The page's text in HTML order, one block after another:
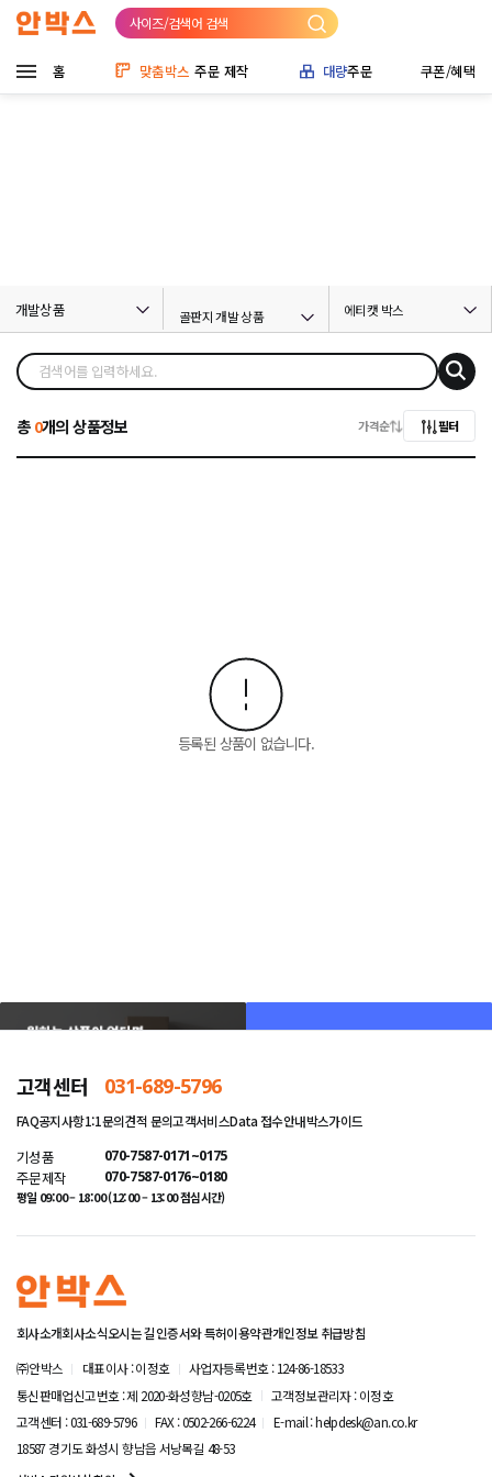
사이즈/검색어 검색
홈 맞춤박스 주문 제작 대량주문 쿠폰/혜택
개발상품 골판지 개발 상품 에티캣 박스
총0개의 상품정보 가격순 필터
등록된 상품이 없습니다.
고객센터 031-689-5796
FAQ공지사항1:1문의견적 문의고객서비스Data 접수안내박스가이드
기성품 070-7587-0171~0175
주문제작 070-7587-0176~0180
평일 09:00 – 18:00 (12:00 – 13:00 점심시간)
회사소개회사소식오시는 길인증서와 특허이용약관개인정보 취급방침
㈜안박스
대표이사 : 이정호
사업자등록번호 : 124-86-18533
통신판매업신고번호 : 제 2020-화성향남-0205호
고객정보관리자 : 이정호
고객센터 : 031-689-5796
FAX : 0502-266-6224
E-mail : helpdesk@an.co.kr
18587 경기도 화성시 향남읍 서낭목길 48-53